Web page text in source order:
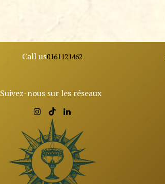
Call us0161121462
Suivez-nous sur les réseaux